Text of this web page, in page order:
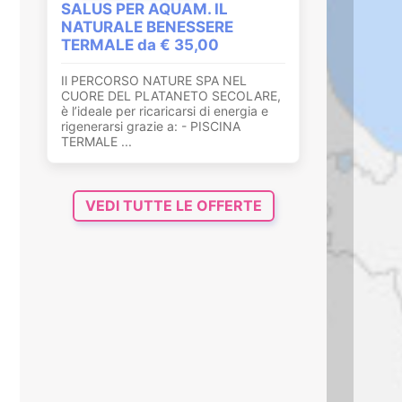
SALUS PER AQUAM. IL
NATURALE BENESSERE
TERMALE da € 35,00
Il PERCORSO NATURE SPA NEL
CUORE DEL PLATANETO SECOLARE,
è l’ideale per ricaricarsi di energia e
rigenerarsi grazie a: - PISCINA
TERMALE ...
VEDI TUTTE LE OFFERTE